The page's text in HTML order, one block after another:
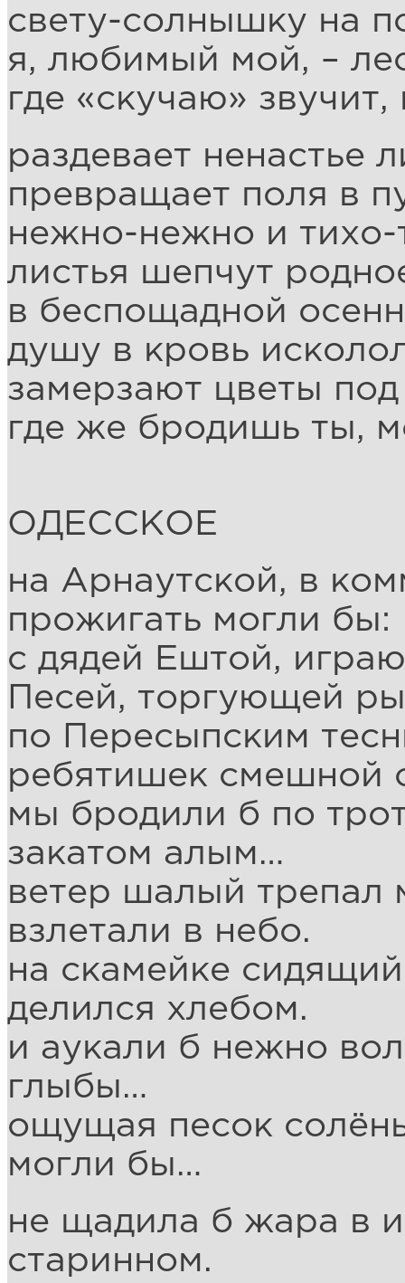
свету-солнышку на
я, любимый мой, –
где «скучаю» звучит,
раздевает ненастье
превращает поля в
нежно-нежно и тихо-
листья шепчут
в беспощадной
душу в кровь
замерзают цветы
где же бродишь ты,
ОДЕССКОЕ
на Арнаутской, в
прожигать могли бы:
с дядей Ештой,
Песей, торгующей
по Пересыпским
ребятишек смешной
мы бродили б по
закатом алым…
ветер шалый трепал
взлетали в небо.
на скамейке
делился хлебом.
и аукали б нежно
глыбы…
ощущая песок
могли бы…
не щадила б жара в
старинном.